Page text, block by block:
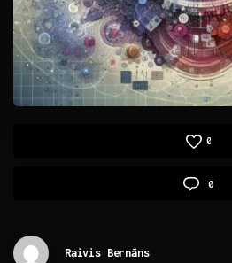
0
0
Raivis Bernāns